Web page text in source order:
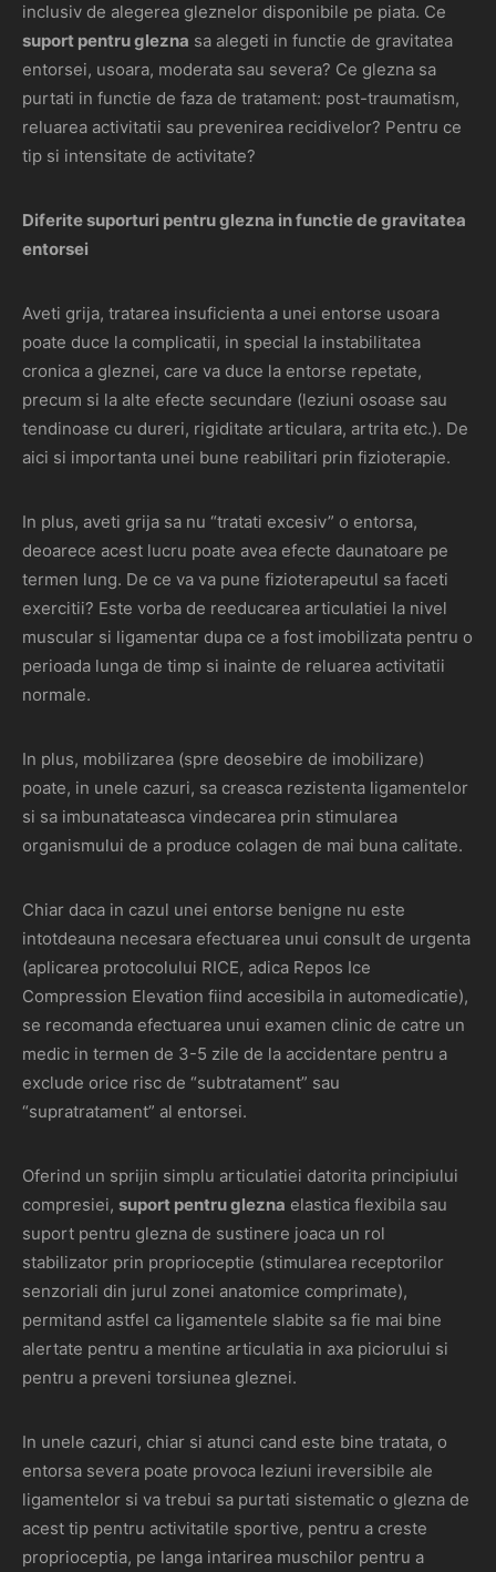
inclusiv de alegerea gleznelor disponibile pe piata. Ce
suport pentru glezna sa alegeti in functie de gravitatea
entorsei, usoara, moderata sau severa? Ce glezna sa
purtati in functie de faza de tratament: post-traumatism,
reluarea activitatii sau prevenirea recidivelor? Pentru ce
tip si intensitate de activitate?
Diferite suporturi pentru glezna in functie de gravitatea
entorsei
Aveti grija, tratarea insuficienta a unei entorse usoara
poate duce la complicatii, in special la instabilitatea
cronica a gleznei, care va duce la entorse repetate,
precum si la alte efecte secundare (leziuni osoase sau
tendinoase cu dureri, rigiditate articulara, artrita etc.). De
aici si importanta unei bune reabilitari prin fizioterapie.
In plus, aveti grija sa nu “tratati excesiv” o entorsa,
deoarece acest lucru poate avea efecte daunatoare pe
termen lung. De ce va va pune fizioterapeutul sa faceti
exercitii? Este vorba de reeducarea articulatiei la nivel
muscular si ligamentar dupa ce a fost imobilizata pentru o
perioada lunga de timp si inainte de reluarea activitatii
normale.
In plus, mobilizarea (spre deosebire de imobilizare)
poate, in unele cazuri, sa creasca rezistenta ligamentelor
si sa imbunatateasca vindecarea prin stimularea
organismului de a produce colagen de mai buna calitate.
Chiar daca in cazul unei entorse benigne nu este
intotdeauna necesara efectuarea unui consult de urgenta
(aplicarea protocolului RICE, adica Repos Ice
Compression Elevation fiind accesibila in automedicatie),
se recomanda efectuarea unui examen clinic de catre un
medic in termen de 3-5 zile de la accidentare pentru a
exclude orice risc de “subtratament” sau
“supratratament” al entorsei.
Oferind un sprijin simplu articulatiei datorita principiului
compresiei, suport pentru glezna elastica flexibila sau
suport pentru glezna de sustinere joaca un rol
stabilizator prin proprioceptie (stimularea receptorilor
senzoriali din jurul zonei anatomice comprimate),
permitand astfel ca ligamentele slabite sa fie mai bine
alertate pentru a mentine articulatia in axa piciorului si
pentru a preveni torsiunea gleznei.
In unele cazuri, chiar si atunci cand este bine tratata, o
entorsa severa poate provoca leziuni ireversibile ale
ligamentelor si va trebui sa purtati sistematic o glezna de
acest tip pentru activitatile sportive, pentru a creste
proprioceptia, pe langa intarirea muschilor pentru a